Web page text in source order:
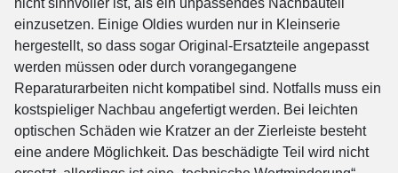
nicht sinnvoller ist, als ein unpassendes Nachbauteil
einzusetzen. Einige Oldies wurden nur in Kleinserie
hergestellt, so dass sogar Original-Ersatzteile angepasst
werden müssen oder durch vorangegangene
Reparaturarbeiten nicht kompatibel sind. Notfalls muss ein
kostspieliger Nachbau angefertigt werden. Bei leichten
optischen Schäden wie Kratzer an der Zierleiste besteht
eine andere Möglichkeit. Das beschädigte Teil wird nicht